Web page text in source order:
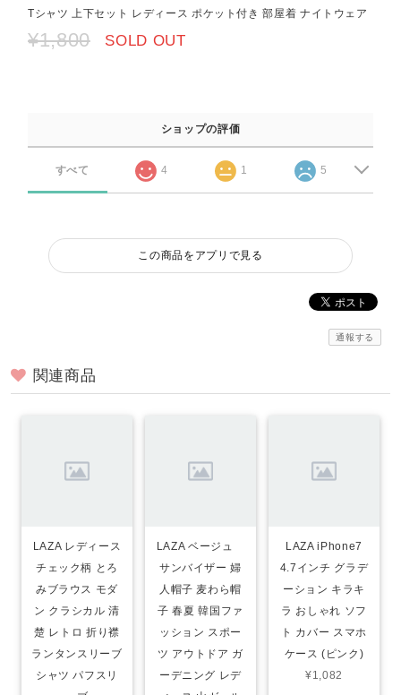
Tシャツ 上下セット レディース ポケット付き 部屋着 ナイトウェア
¥1,800 SOLD OUT
ショップの評価
すべて 4 1 5
この商品をアプリで見る
通報する
関連商品
LAZA レディース
チェック柄 とろ
みブラウス モダ
ン クラシカル 清
楚 レトロ 折り襟
ランタンスリーブ
シャツ パフスリ
LAZA ベージュ
サンバイザー 婦
人帽子 麦わら帽
子 春夏 韓国ファ
ッション スポー
ツ アウトドア ガ
ーデニング レデ
LAZA iPhone7
4.7インチ グラデ
ーション キラキ
ラ おしゃれ ソフ
ト カバー スマホ
ケース (ピンク)
¥1,082